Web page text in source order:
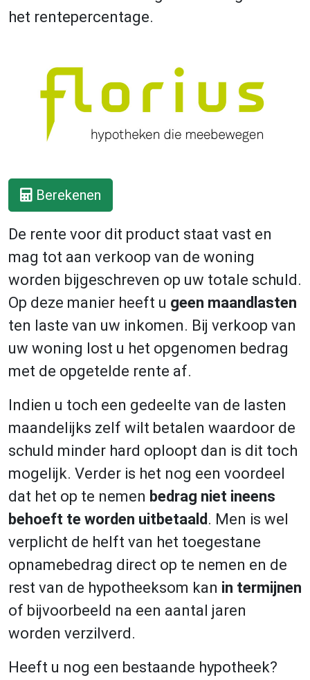
het rentepercentage.
Berekenen
De rente voor dit product staat vast en
mag tot aan verkoop van de woning
worden bijgeschreven op uw totale schuld.
Op deze manier heeft u geen maandlasten
ten laste van uw inkomen. Bij verkoop van
uw woning lost u het opgenomen bedrag
met de opgetelde rente af.
Indien u toch een gedeelte van de lasten
maandelijks zelf wilt betalen waardoor de
schuld minder hard oploopt dan is dit toch
mogelijk. Verder is het nog een voordeel
dat het op te nemen bedrag niet ineens
behoeft te worden uitbetaald . Men is wel
verplicht de helft van het toegestane
opnamebedrag direct op te nemen en de
rest van de hypotheeksom kan in termijnen
of bijvoorbeeld na een aantal jaren
worden verzilverd.
Heeft u nog een bestaande hypotheek?